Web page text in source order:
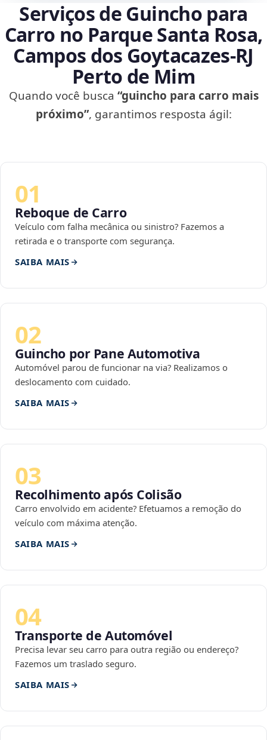
Serviços de Guincho para
Carro no Parque Santa Rosa,
Campos dos Goytacazes‑RJ
Perto de Mim
Quando você busca “guincho para carro mais
próximo”, garantimos resposta ágil:
01
Reboque de Carro
Veículo com falha mecânica ou sinistro? Fazemos a
retirada e o transporte com segurança.
SAIBA MAIS
02
Guincho por Pane Automotiva
Automóvel parou de funcionar na via? Realizamos o
deslocamento com cuidado.
SAIBA MAIS
03
Recolhimento após Colisão
Carro envolvido em acidente? Efetuamos a remoção do
veículo com máxima atenção.
SAIBA MAIS
04
Transporte de Automóvel
Precisa levar seu carro para outra região ou endereço?
Fazemos um traslado seguro.
SAIBA MAIS